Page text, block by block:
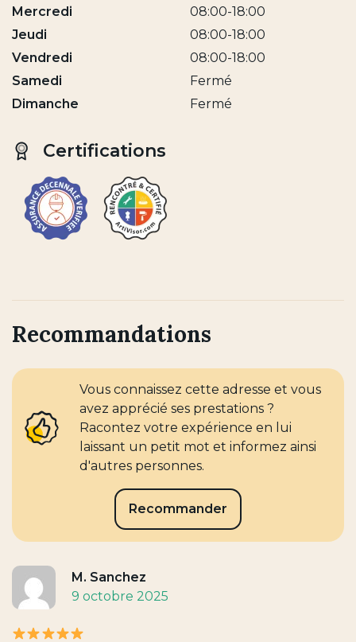
Mercredi
08:00-18:00
Jeudi
08:00-18:00
Vendredi
08:00-18:00
Samedi
Fermé
Dimanche
Fermé
Certifications
Recommandations
Vous connaissez cette adresse et vous
avez apprécié ses prestations ?
Racontez votre expérience en lui
laissant un petit mot et informez ainsi
d'autres personnes.
Recommander
M. Sanchez
9 octobre 2025